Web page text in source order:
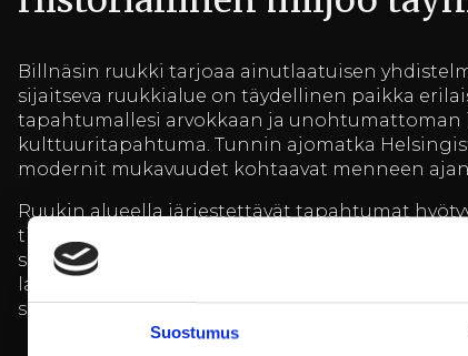
Suostumus
Billnäsin ruukki tarjoaa ainutlaatuisen
sijaitseva ruukkialue on täydellinen paikka
tapahtumallesi arvokkaan ja unohtumattoman
kulttuuritapahtuma. Tunnin ajomatka
modernit mukavuudet kohtaavat menneen
Ruukin alueella järjestettävät tapahtumat
tiloista. Ison Pajan tilat ovat muunneltavissa
seminaareihin. Jokainen tilaisuus on meille
laadukkaaseen toteutukseen. Billnäsin ruukin
suunnittelemaan ja toteuttamaan